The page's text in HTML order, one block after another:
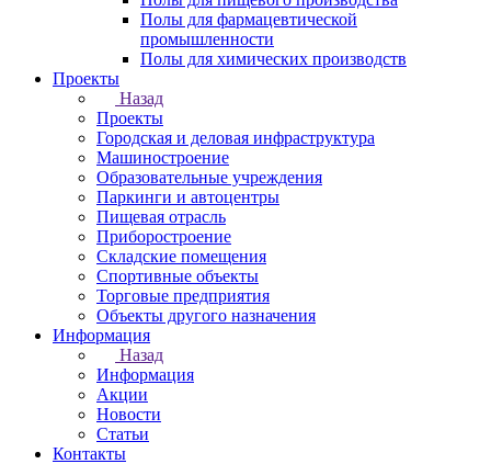
Полы для фармацевтической
промышленности
Полы для химических производств
Проекты
Назад
Проекты
Городская и деловая инфраструктура
Машиностроение
Образовательные учреждения
Паркинги и автоцентры
Пищевая отрасль
Приборостроение
Складские помещения
Спортивные объекты
Торговые предприятия
Объекты другого назначения
Информация
Назад
Информация
Акции
Новости
Статьи
Контакты